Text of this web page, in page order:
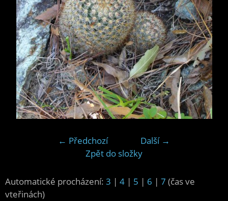
← Předchozí
Další →
Zpět do složky
Automatické procházení: 3 | 4 | 5 | 6 | 7 (čas ve
vteřinách)